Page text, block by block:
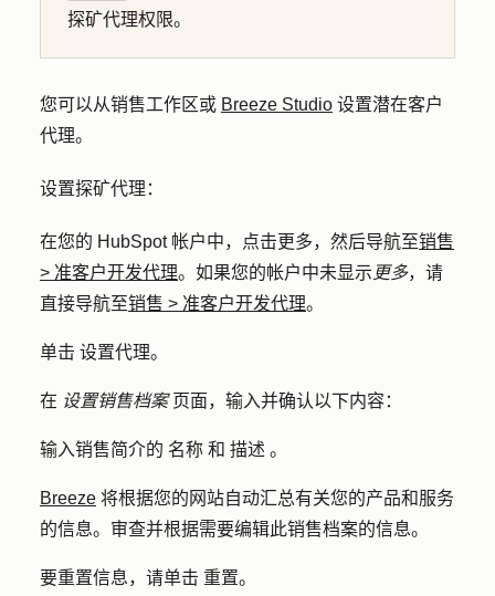
探矿代理权限。
您可以从销售工作区或 Breeze Studio 设置潜在客户
代理。
设置探矿代理：
在您的 HubSpot 帐户中，点击更多，然后导航至销售
> 准客户开发代理。如果您的帐户中未显示 更多，请
直接导航至销售 > 准客户开发代理。
单击 设置代理。
在 设置销售档案页面，输入并确认以下内容：
输入销售简介的 名称 和 描述 。
Breeze 将根据您的网站自动汇总有关您的产品和服务
的信息。审查并根据需要编辑此销售档案的信息。
要重置信息，请单击 重置。